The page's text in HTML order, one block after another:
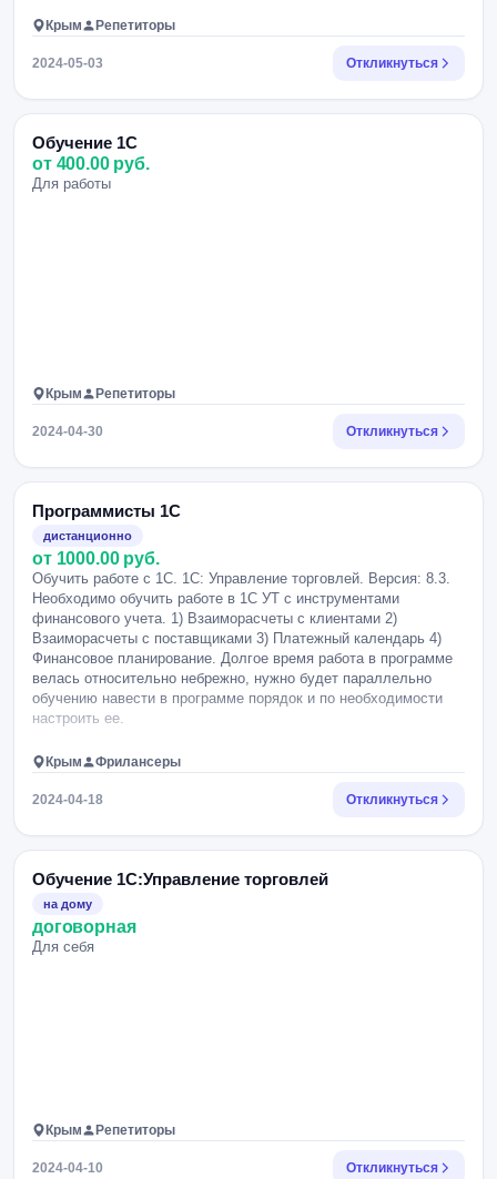
Крым Репетиторы
2024-05-03 Откликнуться
Обучение 1С
от 400.00 руб.
Для работы
Крым Репетиторы
2024-04-30 Откликнуться
Программисты 1С
дистанционно
от 1000.00 руб.
Обучить работе с 1С. 1С: Управление торговлей. Версия: 8.3.
Необходимо обучить работе в 1С УТ с инструментами
финансового учета. 1) Взаиморасчеты с клиентами 2)
Взаиморасчеты с поставщиками 3) Платежный календарь 4)
Финансовое планирование. Долгое время работа в программе
велась относительно небрежно, нужно будет параллельно
обучению навести в программе порядок и по необходимости
настроить ее.
Крым Фрилансеры
2024-04-18 Откликнуться
Обучение 1С:Управление торговлей
на дому
договорная
Для себя
Крым Репетиторы
2024-04-10 Откликнуться